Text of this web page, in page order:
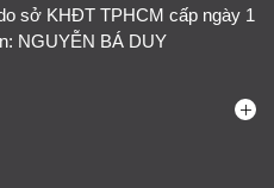
sở KHĐT TPHCM cấp ngày 1
NGUYỄN BÁ DUY